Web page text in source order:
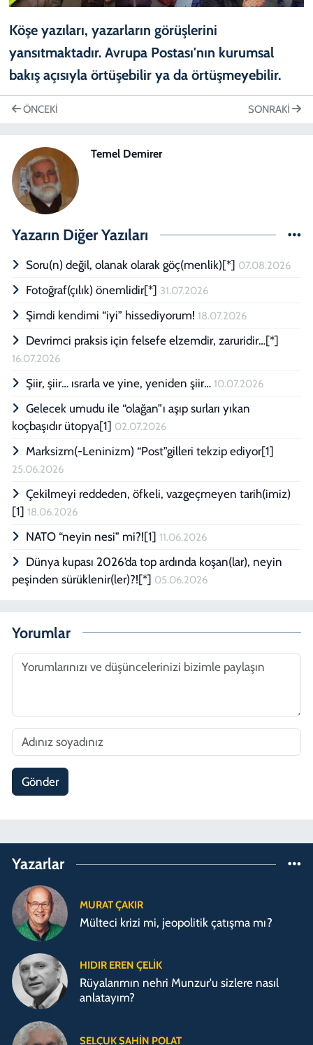
ÖNCEKI SONRAKI
Temel Demirer
Yazarın Diğer Yazıları
Soru(n) değil, olanak olarak göç(menlik)[*] 07.08.2026
Fotoğraf(çılık) önemlidir[*] 31.07.2026
Şimdi kendimi “iyi” hissediyorum! 18.07.2026
Devrimci praksis için felsefe elzemdir, zaruridir…[*]
16.07.2026
Şiir, şiir… ısrarla ve yine, yeniden şiir… 10.07.2026
Gelecek umudu ile “olağan”ı aşıp surları yıkan
koçbaşıdır ütopya[1] 02.07.2026
Marksizm(-Leninizm) “Post”gilleri tekzip ediyor[1]
25.06.2026
Çekilmeyi reddeden, öfkeli, vazgeçmeyen tarih(imiz)
[1] 18.06.2026
NATO “neyin nesi” mi?![1] 11.06.2026
Dünya kupası 2026’da top ardında koşan(lar), neyin
peşinden sürüklenir(ler)?![*] 05.06.2026
Yorumlar
Gönder
Yazarlar
MURAT ÇAKIR
Mülteci krizi mi, jeopolitik çatışma mı?
HIDIR EREN ÇELIK
Rüyalarımın nehri Munzur'u sizlere nasıl
anlatayım?
SELÇUK ŞAHIN POLAT